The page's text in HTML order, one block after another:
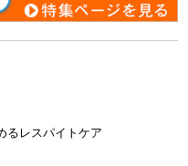
るレスパイトケア